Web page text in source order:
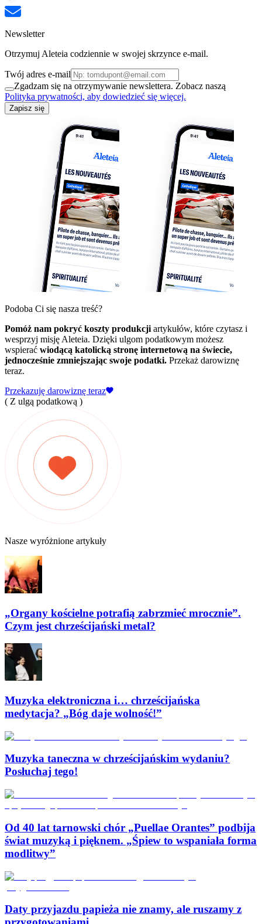
Newsletter
Otrzymuj Aleteia codziennie w swojej skrzynce e-mail.
Twój adres e-mail
Zgadzam się na otrzymywanie newslettera. Zobacz naszą
Polityka prywatności, aby dowiedzieć się więcej.
Zapisz się
Podoba Ci się nasza treść?
Pomóż nam pokryć koszty produkcji artykułów, które czytasz i
wesprzyj misję Aleteia. Dzięki ulgom podatkowym możesz
wspierać wiodącą katolicką stronę internetową na świecie,
jednocześnie zmniejszając swoje podatki. Przekaż darowiznę
teraz.
Przekazuję darowiznę teraz
( Z ulgą podatkową )
Nasze wyróżnione artykuły
„Organy kościelne potrafią zabrzmieć mrocznie”.
Czym jest chrześcijański metal?
Muzyka elektroniczna i… chrześcijańska
medytacja? „Bóg daje wolność!”
Muzyka taneczna w chrześcijańskim wydaniu?
Posłuchaj tego!
Od 40 lat tarnowski chór „Puellae Orantes” podbija
świat muzyką i pięknem. „Śpiew to wspaniała forma
modlitwy”
Daty przyjazdu papieża nie znamy, ale ruszamy z